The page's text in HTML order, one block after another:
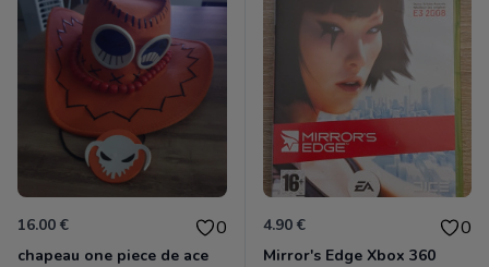
16.00 € 0
chapeau one piece de ace
4.90 € 0
Mirror's Edge Xbox 360